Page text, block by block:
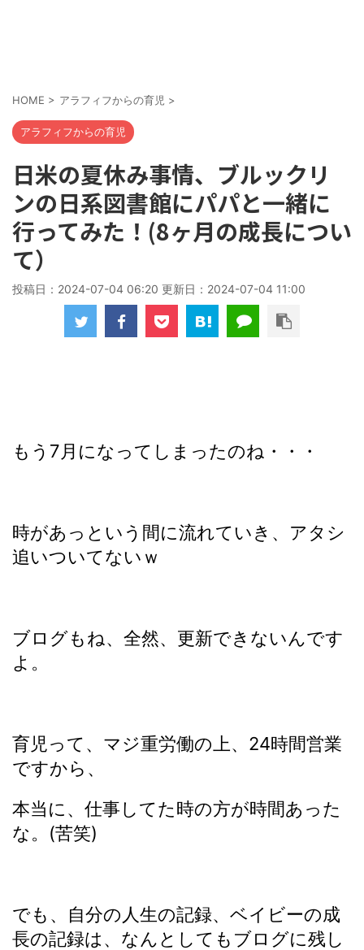
HOME > アラフィフからの育児 >
アラフィフからの育児
日米の夏休み事情、ブルックリ
ンの日系図書館にパパと一緒に
行ってみた！(8ヶ月の成長につい
て）
投稿日：2024-07-04 06:20 更新日： 2024-07-04 11:00
もう7月になってしまったのね・・・
時があっという間に流れていき、アタシ
追いついてないｗ
ブログもね、全然、更新できないんです
よ。
育児って、マジ重労働の上、24時間営業
ですから、
本当に、仕事してた時の方が時間あった
な。(苦笑)
でも、自分の人生の記録、ベイビーの成
長の記録は、なんとしてもブログに残し